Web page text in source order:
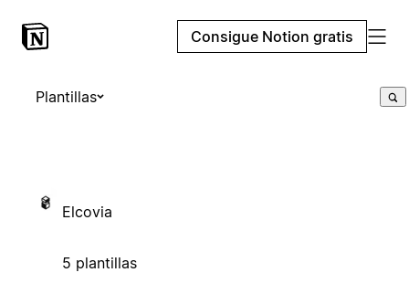
Consigue Notion gratis
Plantillas
Elcovia
5 plantillas